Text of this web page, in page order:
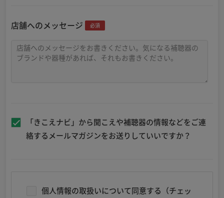
店舗へのメッセージ 必須
「きこえナビ」から聞こえや補聴器の情報などをご連
絡するメールマガジンをお送りしていいですか？
個人情報の取扱いについて同意する（チェッ